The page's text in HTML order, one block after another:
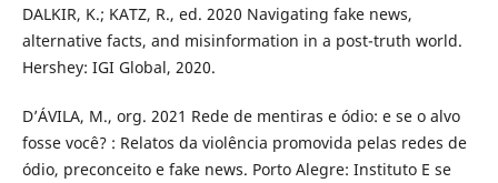
DALKIR, K.; KATZ, R., ed. 2020 Navigating fake news,
alternative facts, and misinformation in a post-truth world.
Hershey: IGI Global, 2020.
D’ÁVILA, M., org. 2021 Rede de mentiras e ódio: e se o alvo
fosse você? : Relatos da violência promovida pelas redes de
ódio, preconceito e fake news. Porto Alegre: Instituto E se